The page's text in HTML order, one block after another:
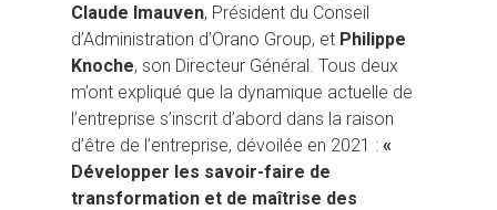
Hit enter to search or ESC to close
Claude Imauven, Président du Conseil
d’Administration d’Orano Group, et Philippe
Knoche, son Directeur Général. Tous deux
m’ont expliqué que la dynamique actuelle de
l’entreprise s’inscrit d’abord dans la raison
d’être de l’entreprise, dévoilée en 2021 : «
Développer les savoir-faire de
transformation et de maîtrise des